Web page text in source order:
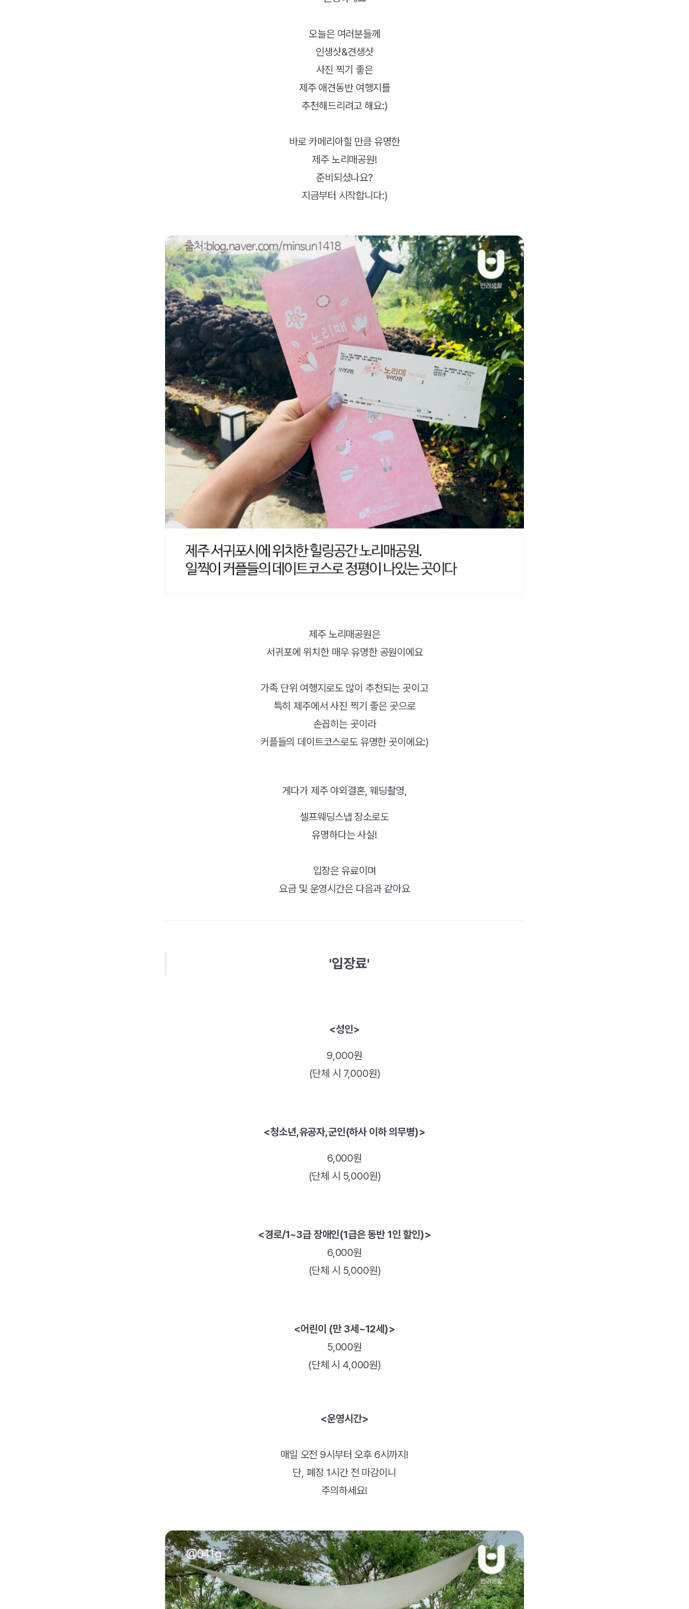
오늘은 여러분들께
인생샷&견생샷
사진 찍기 좋은
제주 애견동반 여행지를
추천해드리려고 해요:)
바로 카메리아힐 만큼 유명한
제주 노리매공원!
준비되셨나요?
지금부터 시작합니다:)
제주 노리매공원은
서귀포에 위치한 매우 유명한 공원이에요
가족 단위 여행지로도 많이 추천되는 곳이고
특히 제주에서 사진 찍기 좋은 곳으로
손꼽히는 곳이라
커플들의 데이트코스로도 유명한 곳이에요:)
게다가 제주 야외결혼, 웨딩촬영,
셀프웨딩스냅 장소로도
유명하다는 사실!
입장은 유료이며
요금 및 운영시간은 다음과 같아요
'입장료'
​<성인>
9,000원
(단체 시 7,000원)
<청소년,유공자,군인(하사 이하 의무병)>
6,000원
(단체 시 5,000원)
<경로/1~3급 장애인(1급은 동반 1인 할인)>
6,000원
(단체 시 5,000원)
<어린이 (만 3세~12세)>
5,000원
(단체 시 4,000원)
<운영시간>
매일 오전 9시부터 오후 6시까지!
단, 폐장 1시간 전 마감이니
주의하세요!